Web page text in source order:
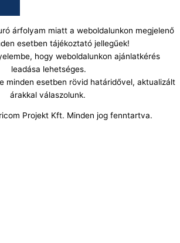
árfolyam miatt a weboldalunkon megjelenő
esetben tájékoztató jellegűek!
hogy weboldalunkon ajánlatkérés
leadása lehetséges.
minden esetben rövid határidővel, aktualizált
árakkal válaszolunk.
Projekt Kft. Minden jog fenntartva.